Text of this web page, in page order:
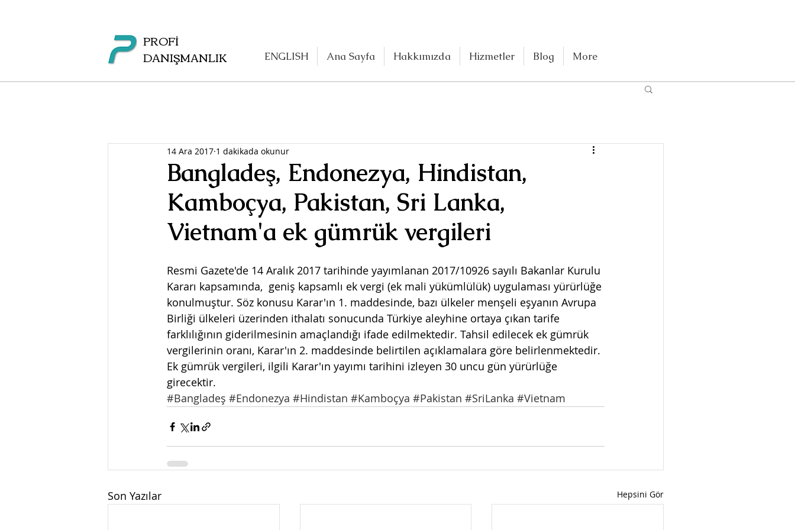
PROFİ
DANIŞMANLIK
ENGLISH Ana Sayfa Hakkımızda Hizmetler Blog More
Bangladeş, Endonezya, Hindistan,
Kamboçya, Pakistan, Sri Lanka,
Vietnam'a ek gümrük vergileri
14 Ara 2017 1 dakikada okunur
Resmi Gazete'de 14 Aralık 2017 tarihinde yayımlanan 2017/10926 sayılı Bakanlar Kurulu
Kararı kapsamında,  geniş kapsamlı ek vergi (ek mali yükümlülük) uygulaması yürürlüğe
konulmuştur. Söz konusu Karar'ın 1. maddesinde, bazı ülkeler menşeli eşyanın Avrupa
Birliği ülkeleri üzerinden ithalatı sonucunda Türkiye aleyhine ortaya çıkan tarife
farklılığının giderilmesinin amaçlandığı ifade edilmektedir. Tahsil edilecek ek gümrük
vergilerinin oranı, Karar'ın 2. maddesinde belirtilen açıklamalara göre belirlenmektedir.
Ek gümrük vergileri, ilgili Karar'ın yayımı tarihini izleyen 30 uncu gün yürürlüğe
girecektir.
#Bangladeş #Endonezya #Hindistan #Kamboçya #Pakistan #SriLanka #Vietnam
Son Yazılar Hepsini Gör